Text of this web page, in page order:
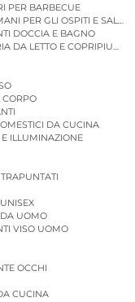
PER BARBECUE
PER GLI OSPITI E
DOCCIA E BAGNO
DA LETTO E COPRIPIUMINI
CORPO
DA CUCINA
ILLUMINAZIONE
UOMO
VISO UOMO
OCCHI
CUCINA